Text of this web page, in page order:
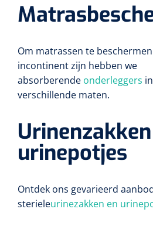
Om matrassen te
incontinent zijn hebben we
absorberende onderleggers
verschillende maten.
urinepotjes
Ontdek ons gevarieerd
sterieleurinezakken en